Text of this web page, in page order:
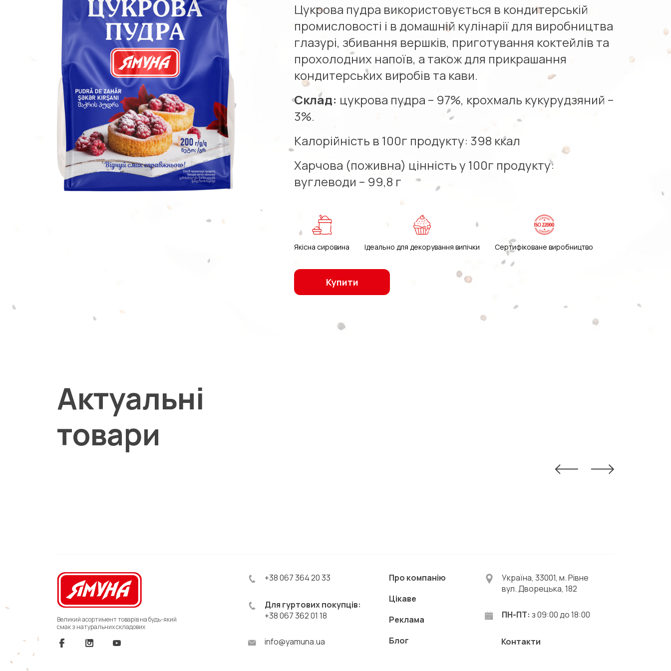
Цукрова пудра використовується в кондитерській
промисловості і в домашній кулінарії для виробництва
глазурі, збивання вершків, приготування коктейлів та
прохолодних напоїв, а також для прикрашання
кондитерських виробів та кави.
Склад: цукрова пудра – 97%, крохмаль кукурудзяний –
3%.
Калорійність в 100г продукту: 398 ккал
Харчова (поживна) цінність у 100г продукту:
вуглеводи – 99,8 г
Якісна сировина Ідеально для декорування випічки Сертифіковане виробництво
Купити
Актуальні
товари
Великий асортимент товарів на будь-який
смак з натуральних складових
+38 067 364 20 33
Для гуртових покупців:
+38 067 362 01 18
info@yamuna.ua
Про компанію
Цікаве
Реклама
Блог
Україна, 33001, м. Рівне
вул. Дворецька, 182
ПН-ПТ: з 09:00 до 18:00
Контакти